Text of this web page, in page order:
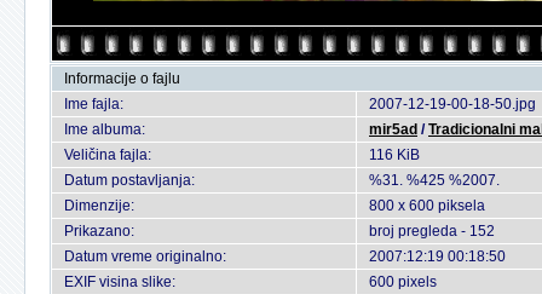
Informacije o fajlu
Ime fajla:
2007-12-19-00-18-50.jpg
Ime albuma:
mir5ad /Tradicionalni
Veličina fajla:
116 KiB
Datum postavljanja:
%31. %425 %2007.
Dimenzije:
800 x 600 piksela
Prikazano:
broj pregleda - 152
Datum vreme originalno:
2007:12:19 00:18:50
EXIF visina slike:
600 pixels